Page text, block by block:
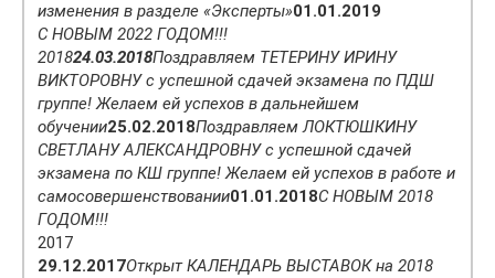
изменения в разделе «Эксперты»01.01.2019
С НОВЫМ 2022 ГОДОМ!!!
201824.03.2018Поздравляем ТЕТЕРИНУ ИРИНУ
ВИКТОРОВНУ с успешной сдачей экзамена по ПДШ
группе! Желаем ей успехов в дальнейшем
обучении25.02.2018Поздравляем ЛОКТЮШКИНУ
СВЕТЛАНУ АЛЕКСАНДРОВНУ с успешной сдачей
экзамена по КШ группе! Желаем ей успехов в работе и
самосовершенствовании01.01.2018С НОВЫМ 2018
ГОДОМ!!!
2017
29.12.2017Открыт КАЛЕНДАРЬ ВЫСТАВОК на 2018